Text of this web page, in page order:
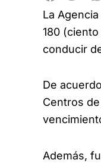
La
180
conducir
De
Centros
Además,